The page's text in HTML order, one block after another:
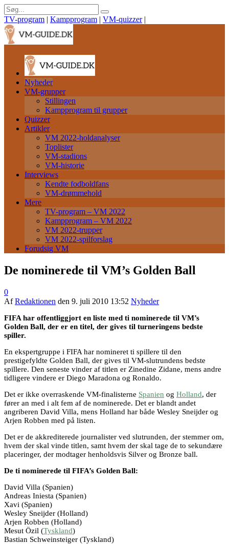
TV-program | Kampprogram | VM-quizzer |
Nyheder
VM-grupper
Stillingen
Kampprogram til grupper
Quizzer
Artikler
VM 2022-holdanalyser
Toplister
VM-stadions
VM-historie
Interviews
Kendte fodboldfans
VM-drømmehold
Mere
TV-program – VM 2022
Kampprogram – VM 2022
VM 2022-trupper
VM 2022-spilforslag
Forudsig VM
De nominerede til VM’s Golden Ball
0
AfRedaktionen den 9. juli 2010 13:52 Nyheder
FIFA har offentliggjort en liste med ti nominerede til VM’s
Golden Ball, der er en titel, der gives til turneringens bedste
spiller.
En ekspertgruppe i FIFA har nomineret ti spillere til den
prestigefyldte Golden Ball, der gives til VM-slutrundens bedste
spillere. Den seneste vinder af titlen er Zinedine Zidane, mens andre
tidligere vindere er Diego Maradona og Ronaldo.
Det er ikke overraskende VM-finalisterne Spanien og Holland, der
fører an med i alt fem af de nominerede. Det er blandt andet
angriberen David Villa, mens Holland har både Wesley Sneijder og
Arjen Robben med på listen.
Det er de akkrediterede journalister ved slutrunden, der stemmer om,
hvem der skal vinde titlen, samt hvem der skal tage de to sekundære
placeringer, der modtager henholdsvis Silver og Bronze ball.
De ti nominerede til FIFA’s Golden Ball:
David Villa (Spanien)
Andreas Iniesta (Spanien)
Xavi (Spanien)
Wesley Sneijder (Holland)
Arjen Robben (Holland)
Mesut Özil (Tyskland)
Bastian Schweinsteiger (Tyskland)